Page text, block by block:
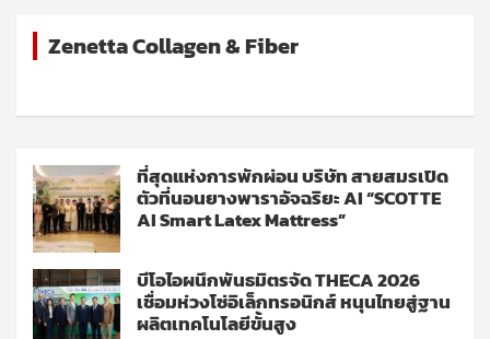
Zenetta Collagen & Fiber
ที่สุดแห่งการพักผ่อน บริษัท สายสมรเปิด
ตัวที่นอนยางพาราอัจฉริยะ AI “SCOTTE
AI Smart Latex Mattress”
บีโอไอผนึกพันธมิตรจัด THECA 2026
เชื่อมห่วงโซ่อิเล็กทรอนิกส์ หนุนไทยสู่ฐาน
ผลิตเทคโนโลยีขั้นสูง